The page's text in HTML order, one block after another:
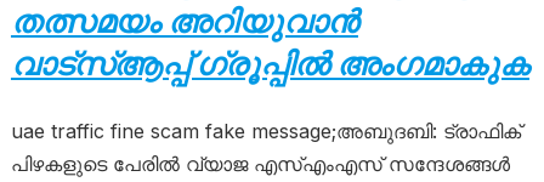
തത്സമയം അറിയുവാൻ
വാട്സ്ആപ്പ് ഗ്രൂപ്പിൽ അംഗമാകുക
uae traffic fine scam fake message;അബുദബി: ട്രാഫിക്
പിഴകളുടെ പേരിൽ വ്യാജ എസ്എംഎസ് സന്ദേശങ്ങൾ